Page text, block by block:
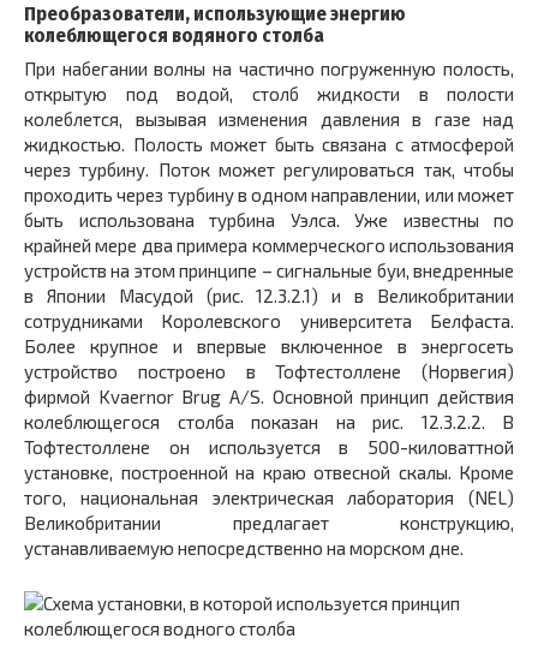
Преобразователи, использующие энергию
колеблющегося водяного столба
При набегании волны на частично погруженную полость,
открытую под водой, столб жидкости в полости
колеблется, вызывая изменения давления в газе над
жидкостью. Полость может быть связана с атмосферой
через турбину. Поток может регулироваться так, чтобы
проходить через турбину в одном направлении, или может
быть использована турбина Уэлса. Уже известны по
крайней мере два примера коммерческого использования
устройств на этом принципе – сигнальные буи, внедренные
в Японии Масудой (рис. 12.3.2.1) и в Великобритании
сотрудниками Королевского университета Белфаста.
Более крупное и впервые включенное в энергосеть
устройство построено в Тофтестоллене (Норвегия)
фирмой Kvaernor Brug A/S. Основной принцип действия
колеблющегося столба показан на рис. 12.3.2.2. В
Тофтестоллене он используется в 500-киловаттной
установке, построенной на краю отвесной скалы. Кроме
того, национальная электрическая лаборатория (NEL)
Великобритании предлагает конструкцию,
устанавливаемую непосредственно на морском дне.